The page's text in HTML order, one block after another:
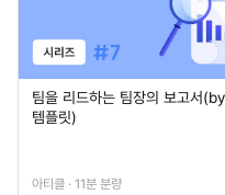
팀을 리드하는 팀장의 보고서
템플릿)
아티클 · 11분 분량